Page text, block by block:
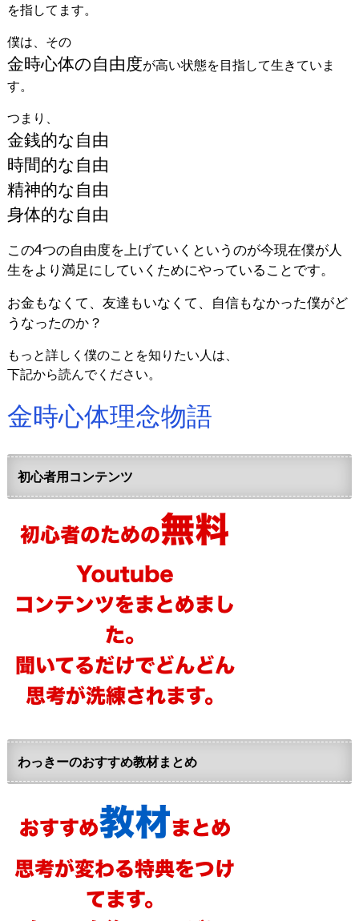
を指してます。
僕は、その
金時心体の自由度が高い状態を目指して生きていま
す。
つまり、
金銭的な自由
時間的な自由
精神的な自由
身体的な自由
この4つの自由度を上げていくというのが今現在僕が人
生をより満足にしていくためにやっていることです。
お金もなくて、友達もいなくて、自信もなかった僕がど
うなったのか？
もっと詳しく僕のことを知りたい人は、
下記から読んでください。
金時心体理念物語
初心者用コンテンツ
わっきーのおすすめ教材まとめ